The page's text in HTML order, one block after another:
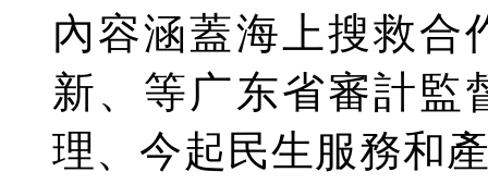
內容涵蓋海上搜救合
新、等广东省審計監
理、今起民生服務和